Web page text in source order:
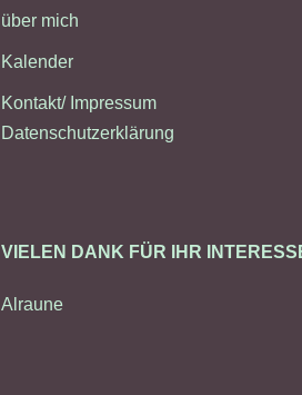
über mich
Kalender
Kontakt/ Impressum
Datenschutzerklärung
VIELEN DANK FÜR IHR
Alraune